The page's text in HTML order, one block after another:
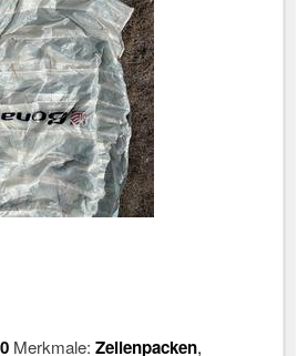
Merkmale:Zellenpacken,